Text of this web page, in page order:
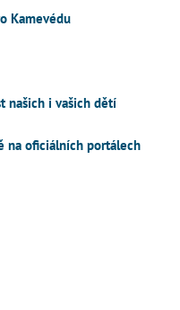
Kamevédu
našich i vašich dětí
na oficiálních portálech